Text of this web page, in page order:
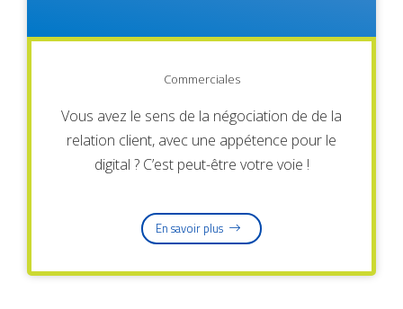
Commerciales
Vous avez le sens de la négociation de de la
relation client, avec une appétence pour le
digital ? C’est peut-être votre voie !
En savoir plus